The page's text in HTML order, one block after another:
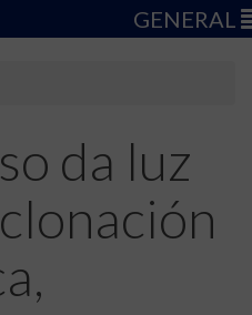
GENERAL
da luz